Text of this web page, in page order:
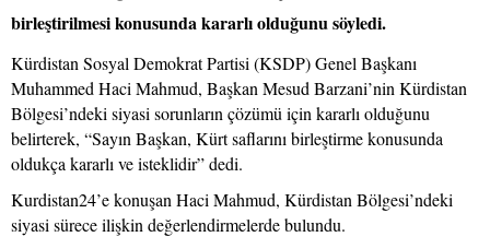
birleştirilmesi konusunda kararlı olduğunu söyledi.
Kürdistan Sosyal Demokrat Partisi (KSDP) Genel Başkanı
Muhammed Haci Mahmud, Başkan Mesud Barzani’nin Kürdistan
Bölgesi’ndeki siyasi sorunların çözümü için kararlı olduğunu
belirterek, “Sayın Başkan, Kürt saflarını birleştirme konusunda
oldukça kararlı ve isteklidir” dedi.
Kurdistan24’e konuşan Haci Mahmud, Kürdistan Bölgesi’ndeki
siyasi sürece ilişkin değerlendirmelerde bulundu.